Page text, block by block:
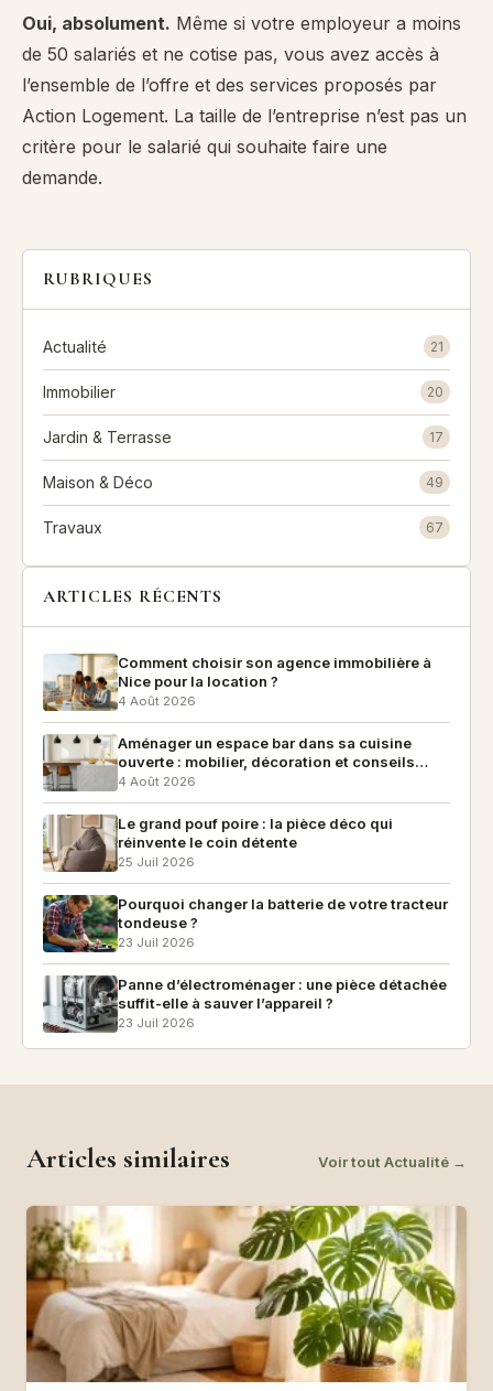
Oui, absolument. Même si votre employeur a moins
de 50 salariés et ne cotise pas, vous avez accès à
l’ensemble de l’offre et des services proposés par
Action Logement. La taille de l’entreprise n’est pas un
critère pour le salarié qui souhaite faire une
demande.
RUBRIQUES
Actualité 21
Immobilier 20
Jardin & Terrasse 17
Maison & Déco 49
Travaux 67
ARTICLES RÉCENTS
Comment choisir son agence immobilière à
Nice pour la location ?
4 Août 2026
Aménager un espace bar dans sa cuisine
ouverte : mobilier, décoration et conseils
pratiques
4 Août 2026
Le grand pouf poire : la pièce déco qui
réinvente le coin détente
25 Juil 2026
Pourquoi changer la batterie de votre tracteur
tondeuse ?
23 Juil 2026
Panne d’électroménager : une pièce détachée
suffit-elle à sauver l’appareil ?
23 Juil 2026
Articles similaires Voir tout Actualité →